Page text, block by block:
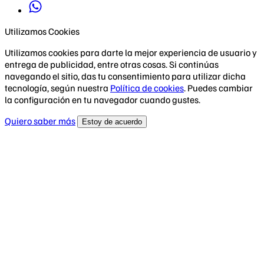
Utilizamos Cookies
Utilizamos cookies para darte la mejor experiencia de usuario y
entrega de publicidad, entre otras cosas. Si continúas
navegando el sitio, das tu consentimiento para utilizar dicha
tecnología, según nuestra Política de cookies. Puedes cambiar
la configuración en tu navegador cuando gustes.
Quiero saber más
Estoy de acuerdo